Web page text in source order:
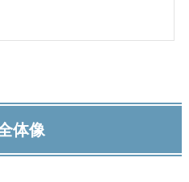
体像